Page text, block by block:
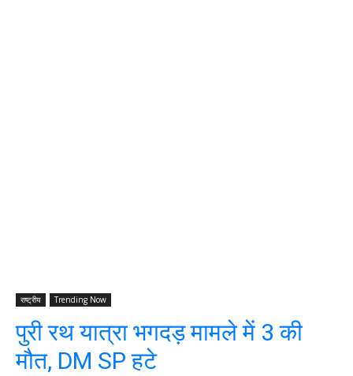
राष्ट्रीय Trending Now
पुरी रथ यात्रा भगदड़ मामले में 3 की
मौत, DM SP हटे